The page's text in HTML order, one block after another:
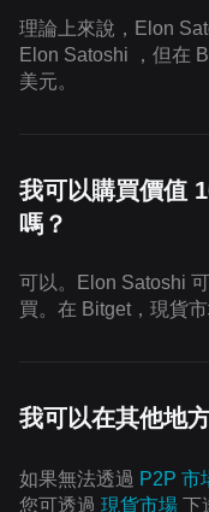
理論上來說，Elon
Elon Satoshi ，但在
美元。
我可以購買價值
嗎？
可以。Elon Satoshi
買。在 Bitget，現貨
我可以在其他地
如果無法透過 P2P 市
您可透過 現貨市場 下